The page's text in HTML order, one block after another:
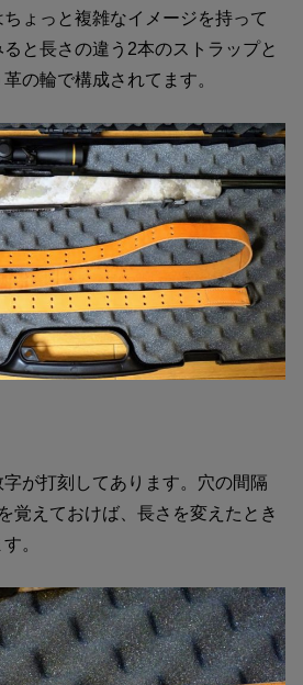
ょっと複雑なイメージを持って
と長さの違う2本のストラップと
の輪で構成されてます。
が打刻してあります。穴の間隔
覚えておけば、長さを変えたとき
。